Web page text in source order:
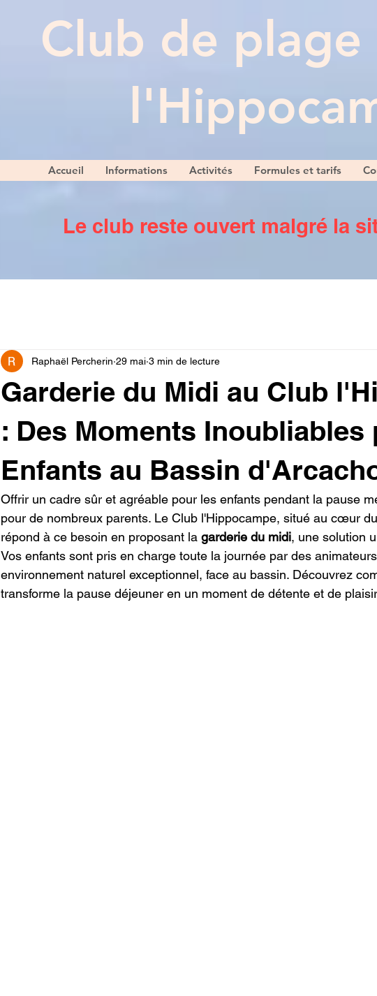
Club de
Accueil Informations Activités Formules et tarifs
Le club reste ouvert malgré la
Garderie du Midi au Club
: Des Moments Inoubliables
Enfants au Bassin
Raphaël Percherin 29 mai 3 min de lecture
Offrir un cadre sûr et agréable pour les enfants pendant la pause
pour de nombreux parents. Le Club l'Hippocampe, situé au cœur
répond à ce besoin en proposant la garderie du midi, une solution
Vos enfants sont pris en charge toute la journée par des
environnement naturel exceptionnel, face au bassin. Découvrez
transforme la pause déjeuner en un moment de détente et de